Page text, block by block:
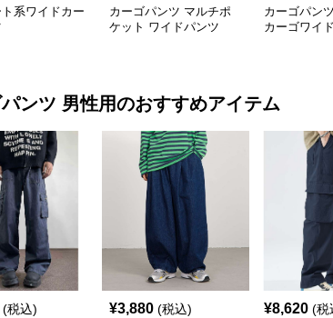
系ワイドカー
カーゴパンツ マルチポ
ケット ワイドパンツ
カーゴパン
カーゴワイ
ンツ 男性用のおすすめアイテム
(税込) ¥3,880 (税込) ¥8,620 (税